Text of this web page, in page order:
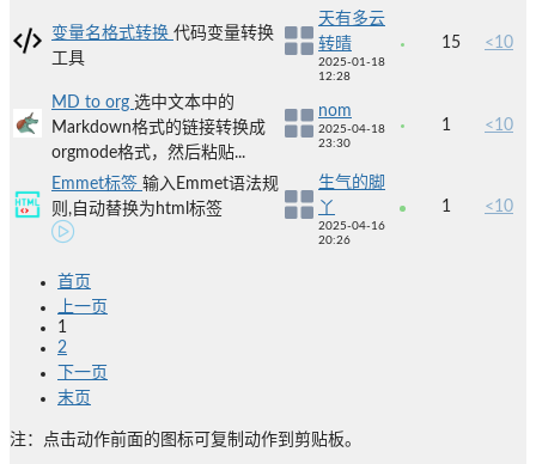
变量名格式转换 代码变量转换
工具
天有多云
转晴
2025-01-18
12:28
15 <10
MD to org 选中文本中的
Markdown格式的链接转换成
orgmode格式，然后粘贴...
nom
2025-04-18
23:30
1 <10
Emmet标签 输入Emmet语法规
则,自动替换为html标签
生气的脚
丫
2025-04-16
20:26
1 <10
首页
上一页
1
2
下一页
末页
注：点击动作前面的图标可复制动作到剪贴板。